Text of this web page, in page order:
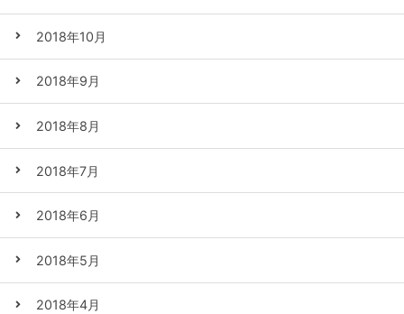
2018年10月
2018年9月
2018年8月
2018年7月
2018年6月
2018年5月
2018年4月